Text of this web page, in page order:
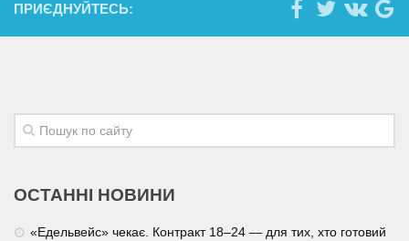
Культура
ПРИЄДНУЙТЕСЬ:
ОСТАННІ НОВИНИ
«Едельвейс» чекає. Контракт 18–24 — для тих, хто готовий